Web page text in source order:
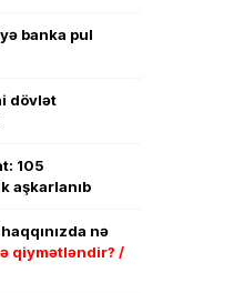
banka pul
dövlət
105
aşkarlanıb
nə
qiymətləndir? /